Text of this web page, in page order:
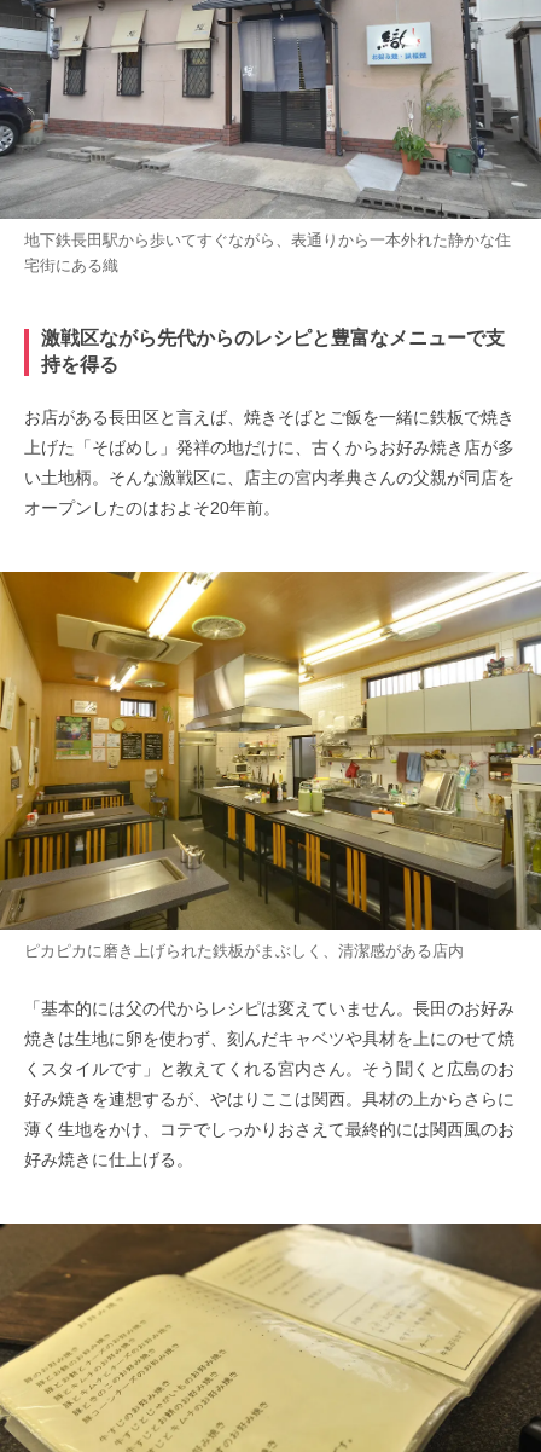
地下鉄長田駅から歩いてすぐながら、表通りから一本外れた静かな住
宅街にある織
激戦区ながら先代からのレシピと豊富なメニューで支
持を得る
お店がある長田区と言えば、焼きそばとご飯を一緒に鉄板で焼き
上げた「そばめし」発祥の地だけに、古くからお好み焼き店が多
い土地柄。そんな激戦区に、店主の宮内孝典さんの父親が同店を
オープンしたのはおよそ20年前。
ピカピカに磨き上げられた鉄板がまぶしく、清潔感がある店内
「基本的には父の代からレシピは変えていません。長田のお好み
焼きは生地に卵を使わず、刻んだキャベツや具材を上にのせて焼
くスタイルです」と教えてくれる宮内さん。そう聞くと広島のお
好み焼きを連想するが、やはりここは関西。具材の上からさらに
薄く生地をかけ、コテでしっかりおさえて最終的には関西風のお
好み焼きに仕上げる。